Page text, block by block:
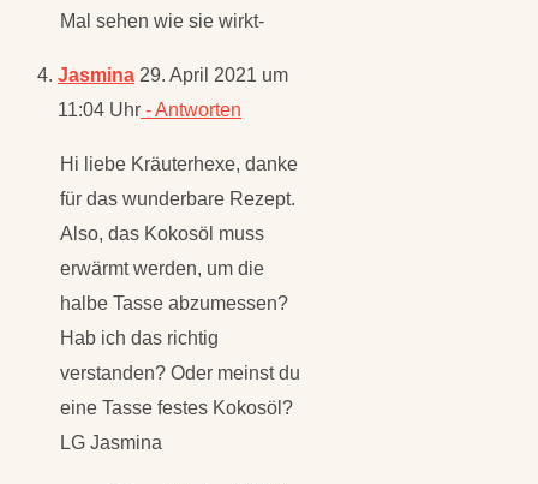
Mal sehen wie sie wirkt-
Jasmina 29. April 2021 um
11:04 Uhr - Antworten
Hi liebe Kräuterhexe, danke
für das wunderbare Rezept.
Also, das Kokosöl muss
erwärmt werden, um die
halbe Tasse abzumessen?
Hab ich das richtig
verstanden? Oder meinst du
eine Tasse festes Kokosöl?
LG Jasmina